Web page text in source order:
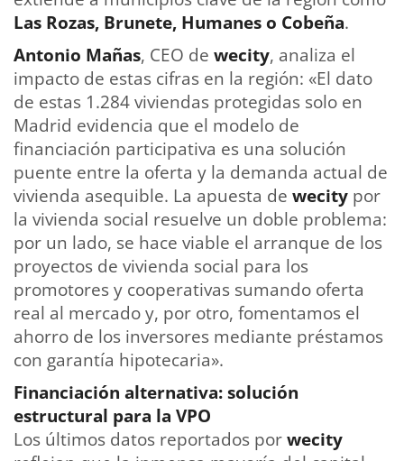
Las Rozas, Brunete, Humanes o Cobeña.
Antonio Mañas, CEO de wecity, analiza el
impacto de estas cifras en la región: «El dato
de estas 1.284 viviendas protegidas solo en
Madrid evidencia que el modelo de
financiación participativa es una solución
puente entre la oferta y la demanda actual de
vivienda asequible. La apuesta de wecity por
la vivienda social resuelve un doble problema:
por un lado, se hace viable el arranque de los
proyectos de vivienda social para los
promotores y cooperativas sumando oferta
real al mercado y, por otro, fomentamos el
ahorro de los inversores mediante préstamos
con garantía hipotecaria».
Financiación alternativa: solución
estructural para la VPO
Los últimos datos reportados porwecity